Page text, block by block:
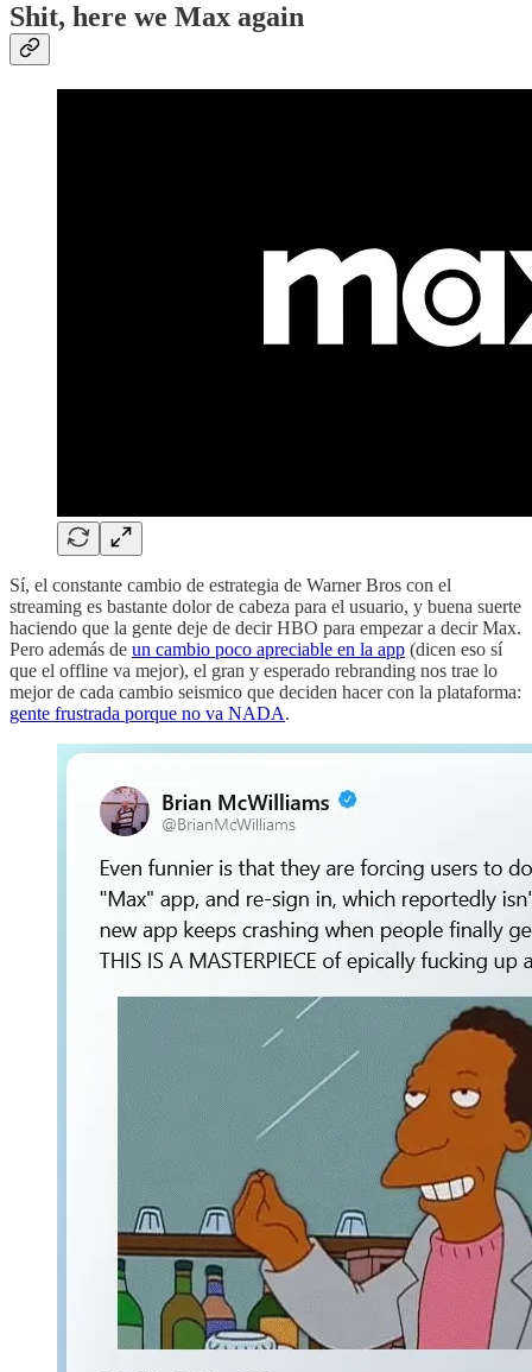
Shit, here we Max again
Sí, el constante cambio de estrategia de Warner Bros con el
streaming es bastante dolor de cabeza para el usuario, y buena suerte
haciendo que la gente deje de decir HBO para empezar a decir Max.
Pero además de un cambio poco apreciable en la app (dicen eso sí
que el offline va mejor), el gran y esperado rebranding nos trae lo
mejor de cada cambio seismico que deciden hacer con la plataforma:
gente frustrada porque no va NADA.